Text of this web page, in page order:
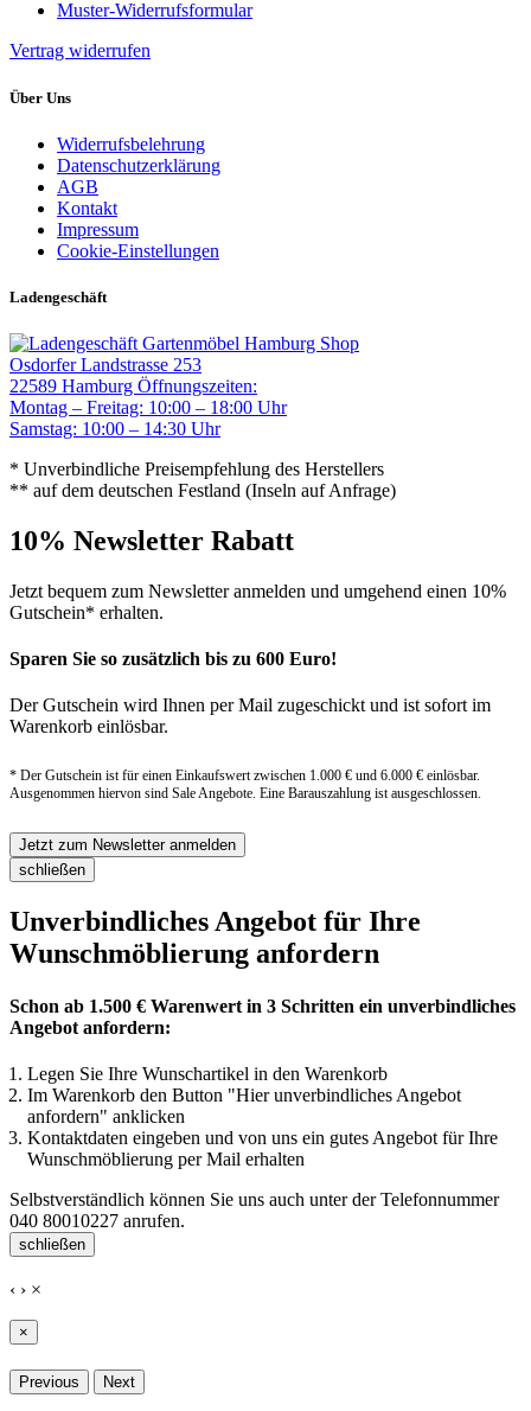
Muster-Widerrufsformular
Vertrag widerrufen
Über Uns
Widerrufsbelehrung
Datenschutzerklärung
AGB
Kontakt
Impressum
Cookie-Einstellungen
Ladengeschäft
Gartenmöbel Hamburg Shop
Osdorfer Landstrasse 253
22589 Hamburg Öffnungszeiten:
Montag – Freitag: 10:00 – 18:00 Uhr
Samstag: 10:00 – 14:30 Uhr
* Unverbindliche Preisempfehlung des Herstellers
** auf dem deutschen Festland (Inseln auf Anfrage)
10% Newsletter Rabatt
Jetzt bequem zum Newsletter anmelden und umgehend einen 10%
Gutschein* erhalten.
Sparen Sie so zusätzlich bis zu 600 Euro!
Der Gutschein wird Ihnen per Mail zugeschickt und ist sofort im
Warenkorb einlösbar.
* Der Gutschein ist für einen Einkaufswert zwischen 1.000 € und 6.000 € einlösbar.
Ausgenommen hiervon sind Sale Angebote. Eine Barauszahlung ist ausgeschlossen.
Jetzt zum Newsletter anmelden
schließen
Unverbindliches Angebot für Ihre
Wunschmöblierung anfordern
Schon ab 1.500 € Warenwert in 3 Schritten ein unverbindliches
Angebot anfordern:
Legen Sie Ihre Wunschartikel in den Warenkorb
Im Warenkorb den Button "Hier unverbindliches Angebot
anfordern" anklicken
Kontaktdaten eingeben und von uns ein gutes Angebot für Ihre
Wunschmöblierung per Mail erhalten
Selbstverständlich können Sie uns auch unter der Telefonnummer
040 80010227 anrufen.
schließen
‹ › ×
×
Previous Next